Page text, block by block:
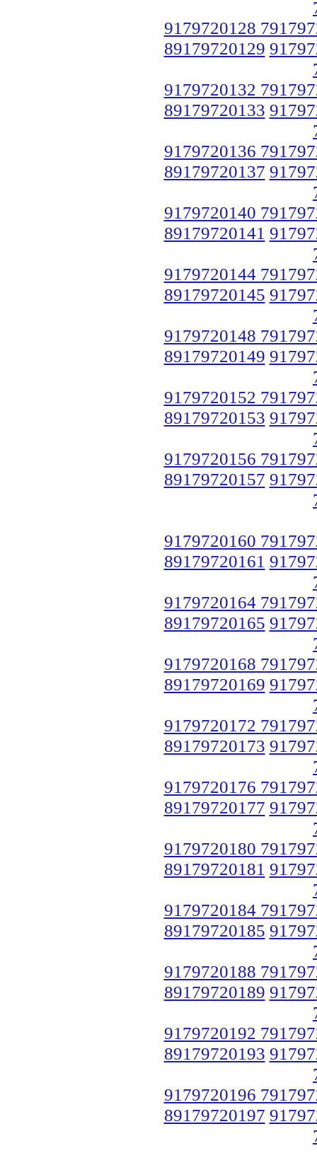
9179720128
89179720129
9179720132
89179720133
9179720136
89179720137
9179720140
89179720141
9179720144
89179720145
9179720148
89179720149
9179720152
89179720153
9179720156
89179720157
9179720160
89179720161
9179720164
89179720165
9179720168
89179720169
9179720172
89179720173
9179720176
89179720177
9179720180
89179720181
9179720184
89179720185
9179720188
89179720189
9179720192
89179720193
9179720196
89179720197